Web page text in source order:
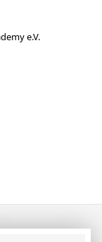
e.V.